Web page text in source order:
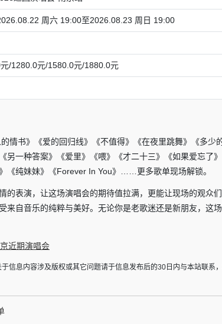
周六 19:00至2026.08.23 周日 19:00
/1280.0元/1580.0元/1880.0元
情书》《爱的回归线》《不值得》《在夜里跳舞》《多少
另一种答案》《爱里》《喂》《才二十三》《如果爱忘了
《纯妹妹》《Forever In You》……更多歌单现场解锁。
的表演，让这场演唱会的期待值拉满，更能让现场的观众
来自音乐的纯粹与美好。无论你是老歌迷还是新朋友，这
近期演唱会
信息内容涉及版权或其它问题请于信息发布后的30日内与本站联系